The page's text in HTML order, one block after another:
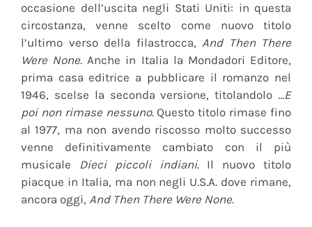
occasione dell’uscita negli Stati Uniti: in questa
circostanza, venne scelto come nuovo titolo
l’ultimo verso della filastrocca, And Then There
Were None. Anche in Italia la Mondadori Editore,
prima casa editrice a pubblicare il romanzo nel
1946, scelse la seconda versione, titolandolo …E
poi non rimase nessuno. Questo titolo rimase fino
al 1977, ma non avendo riscosso molto successo
venne definitivamente cambiato con il più
musicale Dieci piccoli indiani. Il nuovo titolo
piacque in Italia, ma non negli U.S.A. dove rimane,
ancora oggi, And Then There Were None.